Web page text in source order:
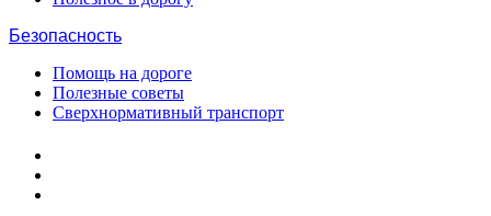
Безопасность
Помощь на дороге
Полезные советы
Сверхнормативный транспорт